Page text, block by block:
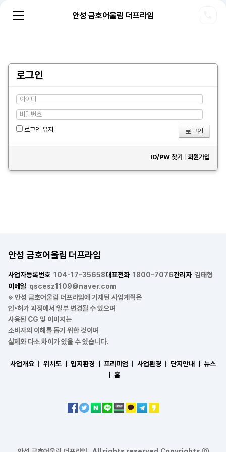
안성 금호어울림 더프라임
로그인
로그인 유지
ID/PW 찾기 회원가입
안성 금호어울림 더프라임
사업자등록번호 104-17-35658대표전화 1800-7076관리자 김태형
이메일 qscesz1109@naver.com
※ 안성 금호어울림 더프라임에 기재된 사업계획은
인•허가 과정에서 일부 변경될 수 있으며
사용된 CG 및 이미지는
소비자의 이해를 돕기 위한 것이며
실제와 다소 차이가 있을 수 있습니다.
사업개요 ㅣ 위치도 ㅣ 입지환경 ㅣ 프리미엄 ㅣ 사업환경 ㅣ 단지안내 ㅣ
뉴스
홈